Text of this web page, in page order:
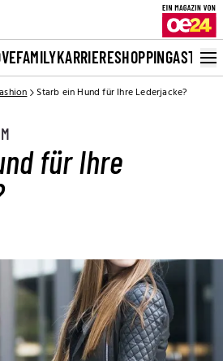
FAMILYKARRIERESHOPPINGASTRO
Starb ein Hund für Ihre Lederjacke?
für Ihre